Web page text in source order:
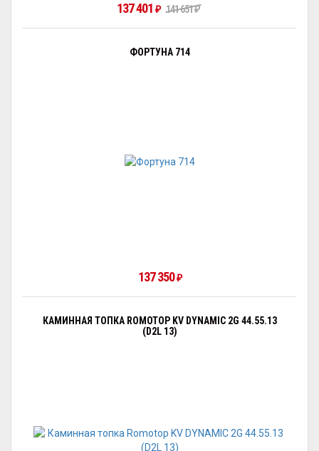
137 401 ₽ 141 651₽
ФОРТУНА 714
137 350 ₽
КАМИННАЯ ТОПКА ROMOTOP KV DYNAMIC 2G 44.55.13
(D2L 13)